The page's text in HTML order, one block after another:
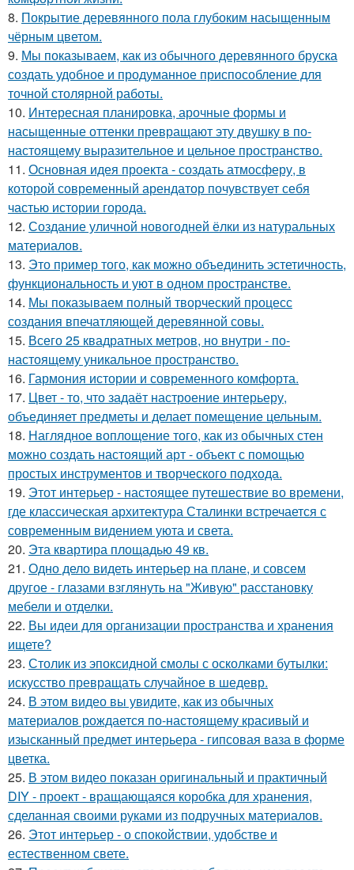
8. Покрытие деревянного пола глубоким насыщенным
чёрным цветом.
9. Мы показываем, как из обычного деревянного бруска
создать удобное и продуманное приспособление для
точной столярной работы.
10. Интересная планировка, арочные формы и
насыщенные оттенки превращают эту двушку в по-
настоящему выразительное и цельное пространство.
11. Основная идея проекта - создать атмосферу, в
которой современный арендатор почувствует себя
частью истории города.
12. Создание уличной новогодней ёлки из натуральных
материалов.
13. Это пример того, как можно объединить эстетичность,
функциональность и уют в одном пространстве.
14. Мы показываем полный творческий процесс
создания впечатляющей деревянной совы.
15. Всего 25 квадратных метров, но внутри - по-
настоящему уникальное пространство.
16. Гармония истории и современного комфорта.
17. Цвет - то, что задаёт настроение интерьеру,
объединяет предметы и делает помещение цельным.
18. Наглядное воплощение того, как из обычных стен
можно создать настоящий арт - объект с помощью
простых инструментов и творческого подхода.
19. Этот интерьер - настоящее путешествие во времени,
где классическая архитектура Сталинки встречается с
современным видением уюта и света.
20. Эта квартира площадью 49 кв.
21. Одно дело видеть интерьер на плане, и совсем
другое - глазами взглянуть на "Живую" расстановку
мебели и отделки.
22. Вы идеи для организации пространства и хранения
ищете?
23. Столик из эпоксидной смолы с осколками бутылки:
искусство превращать случайное в шедевр.
24. В этом видео вы увидите, как из обычных
материалов рождается по-настоящему красивый и
изысканный предмет интерьера - гипсовая ваза в форме
цветка.
25. В этом видео показан оригинальный и практичный
DIY - проект - вращающаяся коробка для хранения,
сделанная своими руками из подручных материалов.
26. Этот интерьер - о спокойствии, удобстве и
естественном свете.